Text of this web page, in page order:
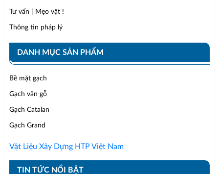
Tư vấn | Mẹo vặt !
Thông tin pháp lý
DANH MỤC SẢN PHẨM
Bề mặt gạch
Gạch vân gỗ
Gạch Catalan
Gạch Grand
Vật Liệu Xây Dựng HTP Việt Nam
TIN TỨC NỔI BẬT